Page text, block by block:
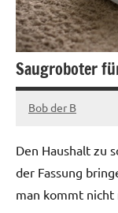
Saugroboter
Dezember
2022
Bob der B
Den Haushalt zu
der Fassung
man kommt